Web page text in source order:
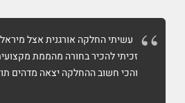
עשיתי החלקה אורגנית אצל
זכיתי להכיר בחורה מהממת
והכי חשוב ההחלקה יצאה מדהים